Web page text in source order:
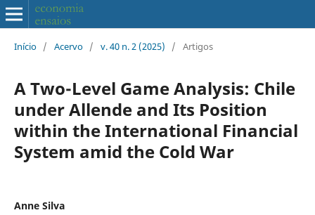
Início / Acervo / v. 40 n. 2 (2025) / Artigos
A Two-Level Game Analysis: Chile
under Allende and Its Position
within the International Financial
System amid the Cold War
Anne Silva